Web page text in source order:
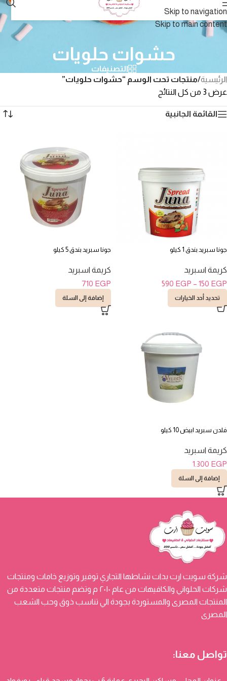
Skip to navigation
Skip to main content
حشوات حلويات
التصنيفات
الرئيسية/منتجات تحت الوسم “حشوات حلويات”
عرض ⁦3⁩ من كل النتائج
القائمة الجانبية
جونا سبريد بندق 1 كيلو
كريمة اسبريد
150 EGP
–
590 EGP
تحديد أحد الخيارات
جونا سبريد بندق 5 كيلو
كريمة اسبريد
710 EGP
إضافة إلى السلة
فلدن سبريد ابيض 10 كيلو
كريمة اسبريد
1.300 EGP
إضافة إلى السلة
شركة سويت ارت بدات نشاطها التجاري توفير وتوزيع خامات ومنتجات
شركات الحلواني والكافيهات من عام ٢٠١٠ م وتضم منتجات متعددة من
المنتجات المصرى والمستوردة بجودة الي تناسب ذوق وحب الشعب
المصرى
تواصل معنا: